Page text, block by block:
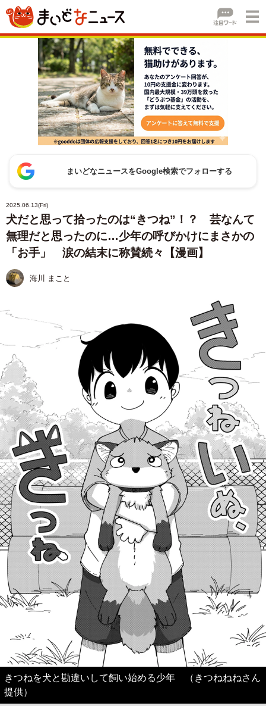
まいどなニュースをGoogle検索でフォローする
2025.06.13(Fri)
犬だと思って拾ったのは“きつね”！？ 芸なんて
無理だと思ったのに…少年の呼びかけにまさかの
「お手」 涙の結末に称賛続々【漫画】
海川 まこと
きつねを犬と勘違いして飼い始める少年 （きつねねねさん
提供）